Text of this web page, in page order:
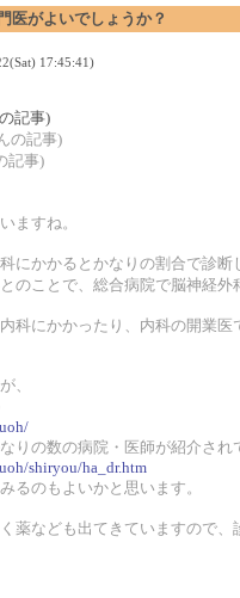
医がよいでしょうか？
17:45:41)
記事)
の記事)
記事)
いますね。
にかかるとかなりの割合で診断
のことで、総合病院で脳神経
科にかかったり、内科の開業医
、
りの数の病院・医師が紹介され
shiryou/ha_dr.htm
るのもよいかと思います。
薬なども出てきていますので、